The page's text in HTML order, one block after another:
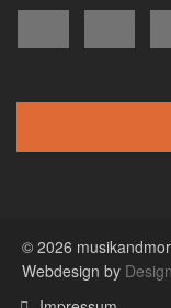
© 2026
Webdesign by